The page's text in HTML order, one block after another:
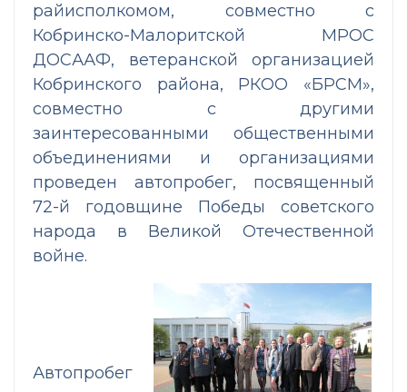
райисполкомом, совместно с
Кобринско-Малоритской МРОС
ДОСААФ, ветеранской организацией
Кобринского района, РКОО «БРСМ»,
совместно с другими
заинтересованными общественными
объединениями и организациями
проведен автопробег, посвященный
72-й годовщине Победы советского
народа в Великой Отечественной
войне.
Автопробег